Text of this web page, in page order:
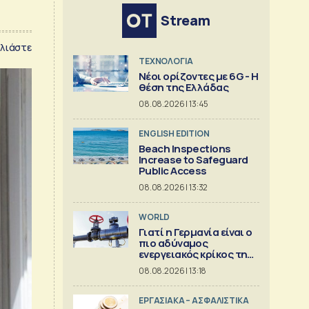
Stream
ΤΕΧΝΟΛΟΓΙΑ
Νέοι ορίζοντες με 6G - Η
θέση της Ελλάδας
08.08.2026 | 13:45
ENGLISH EDITION
Beach Inspections
Increase to Safeguard
Public Access
08.08.2026 | 13:32
WORLD
Γιατί η Γερμανία είναι ο
πιο αδύναμος
ενεργειακός κρίκος της
Ευρώπης
08.08.2026 | 13:18
ΕΡΓΑΣΙΑΚΑ – ΑΣΦΑΛΙΣΤΙΚΑ